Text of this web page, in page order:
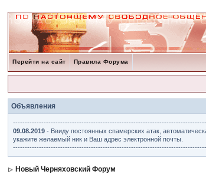
Перейти на сайт Правила Форума
Объявления
09.08.2019 - Ввиду постоянных спамерских атак,
укажите желаемый ник и Ваш адрес электронной почты.
Новый Черняховский Форум